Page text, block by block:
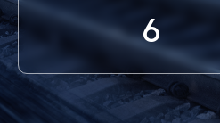
6